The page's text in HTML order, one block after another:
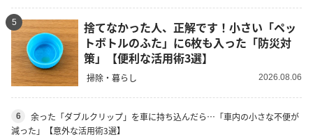
5
捨てなかった人、正解です！小さい「ペッ
トボトルのふた」に6枚も入った「防災対
策」【便利な活用術3選】
掃除・暮らし 2026.08.06
6
余った「ダブルクリップ」を車に持ち込んだら…「車内の小さな不便が
減った」【意外な活用術3選】